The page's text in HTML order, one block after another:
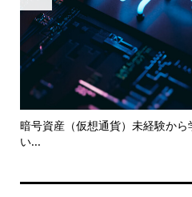
暗号資産（仮想通貨）未経験か
い...